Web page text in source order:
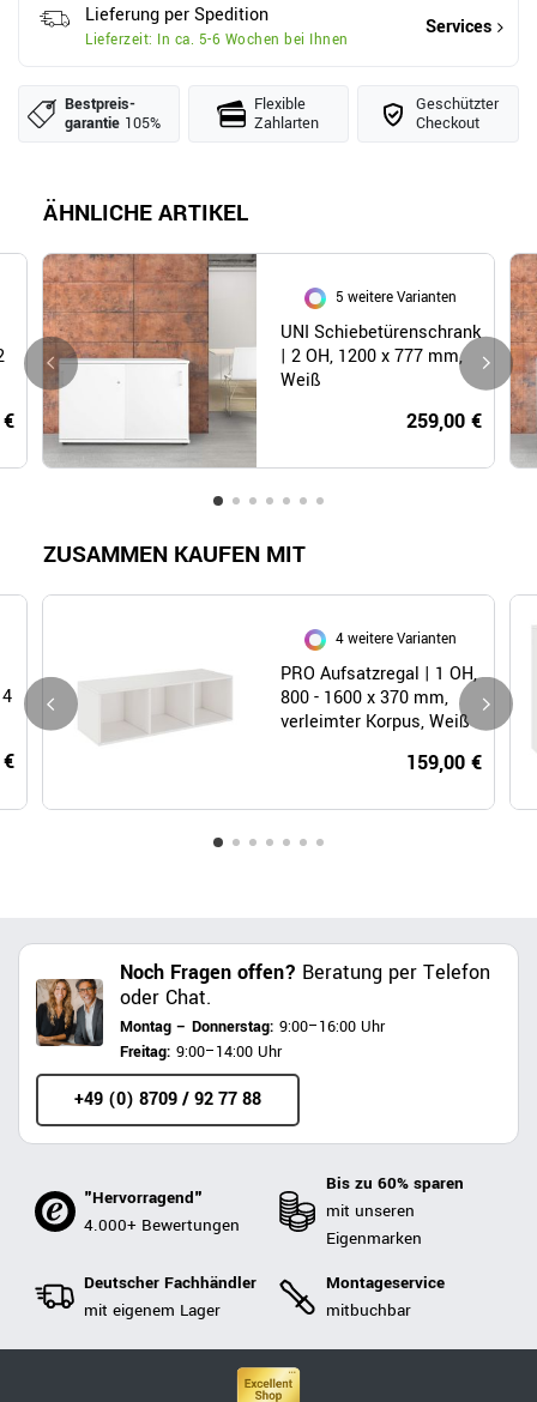
Lieferung per Spedition
Lieferzeit: In ca. 5-6 Wochen bei Ihnen
Services
Bestpreis­
garantie 105%
Flexible
Zahlarten
Geschützter
Checkout
ÄHNLICHE ARTIKEL
5 weitere Varianten
UNI Schiebetürenschrank
| 2 OH, 1200 x 777 mm,
Weiß
259,00 €
ZUSAMMEN KAUFEN MIT
4 weitere Varianten
PRO Aufsatzregal | 1 OH,
800 - 1600 x 370 mm,
verleimter Korpus, Weiß
159,00 €
Noch Fragen offen? Beratung per Telefon
oder Chat.
Montag – Donnerstag: 9:00–16:00 Uhr
Freitag: 9:00–14:00 Uhr
+49 (0) 8709 / 92 77 88
"Hervorragend"
4.000+ Bewertungen
Bis zu 60% sparen
mit unseren
Eigenmarken
Deutscher Fachhändler
mit eigenem Lager
Montageservice
mitbuchbar